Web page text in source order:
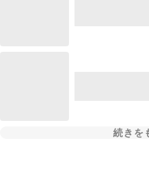
続きを